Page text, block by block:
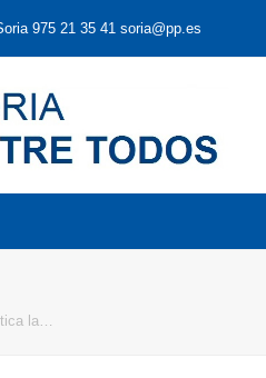
975 21 35 41 soria@pp.es
la…